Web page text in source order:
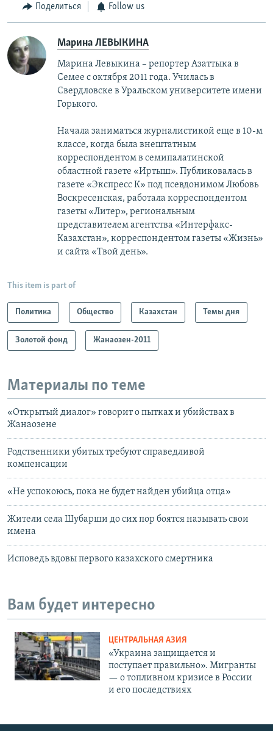
Поделиться Follow us
Марина ЛЕВЫКИНА
Марина Левыкина – репортер Азаттыка в
Семее с октября 2011 года. Училась в
Свердловске в Уральском университете имени
Горького.
Начала заниматься журналистикой еще в 10-м
классе, когда была внештатным
корреспондентом в семипалатинской
областной газете «Иртыш». Публиковалась в
газете «Экспресс К» под псевдонимом Любовь
Воскресенская, работала корреспондентом
газеты «Литер», региональным
представителем агентства «Интерфакс-
Казахстан», корреспондентом газеты «Жизнь»
и сайта «Твой день».
This item is part of
Политика Общество Казахстан Темы дня
Золотой фонд Жанаозен-2011
Материалы по теме
«Открытый диалог» говорит о пытках и убийствах в
Жанаозене
Родственники убитых требуют справедливой
компенсации
«Не успокоюсь, пока не будет найден убийца отца»
Жители села Шубарши до сих пор боятся называть свои
имена
Исповедь вдовы первого казахского смертника
Вам будет интересно
ЦЕНТРАЛЬНАЯ АЗИЯ
«Украина защищается и
поступает правильно». Мигранты
— о топливном кризисе в России
и его последствиях